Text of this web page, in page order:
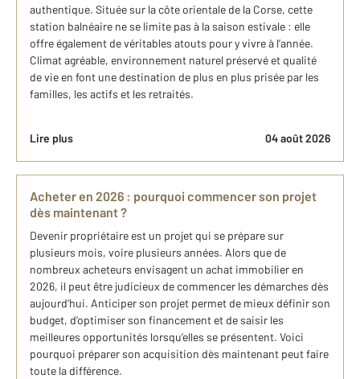
authentique. Située sur la côte orientale de la Corse, cette
station balnéaire ne se limite pas à la saison estivale : elle
offre également de véritables atouts pour y vivre à l’année.
Climat agréable, environnement naturel préservé et qualité
de vie en font une destination de plus en plus prisée par les
familles, les actifs et les retraités.
Lire plus 04 août 2026
Acheter en 2026 : pourquoi commencer son projet
dès maintenant ?
Devenir propriétaire est un projet qui se prépare sur
plusieurs mois, voire plusieurs années. Alors que de
nombreux acheteurs envisagent un achat immobilier en
2026, il peut être judicieux de commencer les démarches dès
aujourd’hui. Anticiper son projet permet de mieux définir son
budget, d’optimiser son financement et de saisir les
meilleures opportunités lorsqu’elles se présentent. Voici
pourquoi préparer son acquisition dès maintenant peut faire
toute la différence.